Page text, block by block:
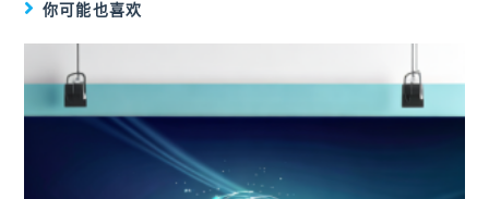
你可能也喜欢